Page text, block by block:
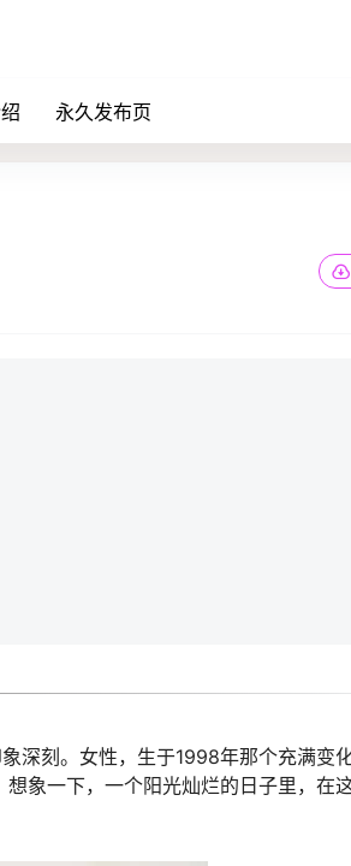
永久发布页
深刻。女性，生于1998年那个充满变
象一下，一个阳光灿烂的日子里，在